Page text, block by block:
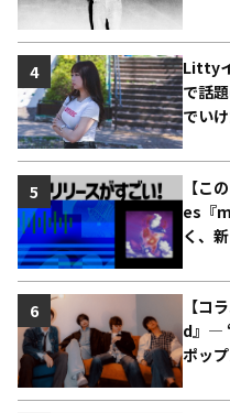
Litty
で話
でい
4
【こ
es『
く、
5
【コ
d』―
ポッ
6